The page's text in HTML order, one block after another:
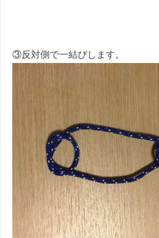
③反対側で一結びします。